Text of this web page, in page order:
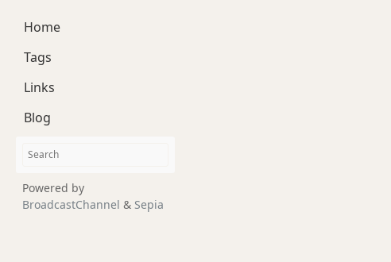
Home
Tags
Links
Blog
Powered by
BroadcastChannel & Sepia